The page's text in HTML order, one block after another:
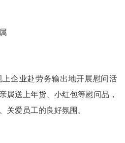
企业赴劳务输出地开展慰问活
属送上年货、小红包等慰问品，
关爱员工的良好氛围。